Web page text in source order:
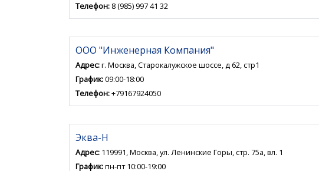
Телефон: 8 (985) 997 41 32
ООО "Инженерная Компания"
Адрес:г. Москва, Старокалужское шоссе, д 62, стр1
График:09:00-18:00
Телефон:+79167924050
Эква-Н
Адрес: 119991, Москва, ул. Ленинские Горы, стр. 75а, вл. 1
График:пн-пт 10:00-19:00